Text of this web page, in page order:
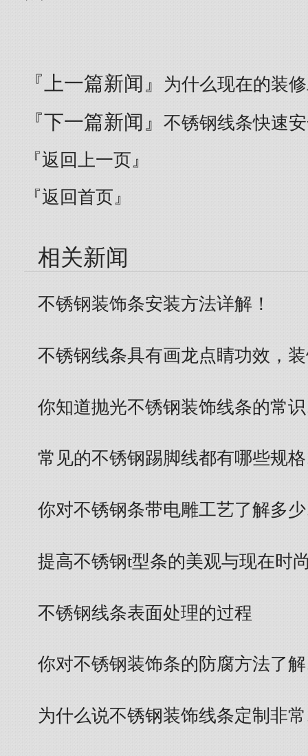
『上一篇新闻』 为什么现在的装
『下一篇新闻』 不锈钢线条快速
『返回上一页』
『返回首页』
相关新闻
不锈钢装饰条安装方法详解！
不锈钢线条具有画龙点睛功效，
你知道抛光不锈钢装饰线条的常
常见的不锈钢踢脚线都有哪些规
你对不锈钢条带电雕工艺了解多
提高不锈钢t型条的美观与现在时
不锈钢线条表面处理的过程
你对不锈钢装饰条的防腐方法了
为什么说不锈钢装饰线条定制非